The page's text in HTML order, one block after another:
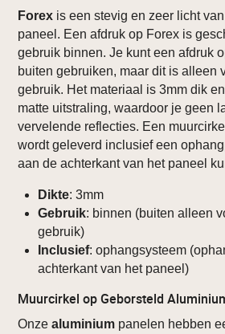
Forex is een stevig en zeer licht
paneel. Een afdruk op Forex is
gebruik binnen. Je kunt een afdruk
buiten gebruiken, maar dit is alleen
gebruik. Het materiaal is 3mm dik
matte uitstraling, waardoor je geen
vervelende reflecties. Een
wordt geleverd inclusief een
aan de achterkant van het paneel
Dikte: 3mm
Gebruik: binnen (buiten alleen
gebruik)
Inclusief: ophangsysteem
achterkant van het paneel)
Muurcirkel op Geborsteld
Onzealuminium panelen hebben